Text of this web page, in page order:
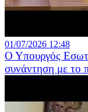
01/07/2026 12:48
Ο Υπουργός
συνάντηση με το